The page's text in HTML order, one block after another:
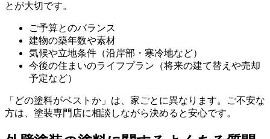
とが大切です。
ご予算とのバランス
建物の築年数や素材
気候や立地条件（沿岸部・寒冷地など）
今後の住まいのライフプラン（将来の建て替えや売却
予定など）
「どの塗料がベストか」は、家ごとに異なります。ご不安な
方は、塗装専門店に相談しながら決めると安心です。